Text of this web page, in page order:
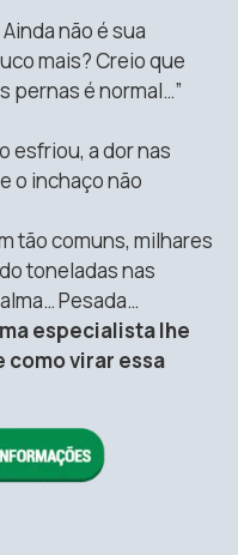
não é sua
mais? Creio que
pernas é normal…”
esfriou, a dor nas
o inchaço não
tão comuns, milhares
toneladas nas
Pesada…
especialista lhe
como virar essa